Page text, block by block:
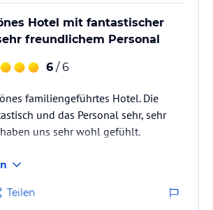
Hotel mit fantastischer
freundlichem Personal
6 / 6
familiengeführtes Hotel. Die
und das Personal sehr, sehr
uns sehr wohl gefühlt.
Teilen